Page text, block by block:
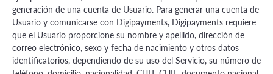
generación de una cuenta de Usuario. Para generar una cuenta de
Usuario y comunicarse con Digipayments, Digipayments requiere
que el Usuario proporcione su nombre y apellido, dirección de
correo electrónico, sexo y fecha de nacimiento y otros datos
identificatorios, dependiendo de su uso del Servicio, su número de